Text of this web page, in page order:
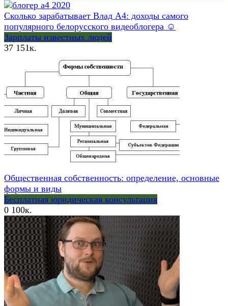
Сколько зарабатывает Влад А4: доходы самого
популярного белорусского видеоблогера ☺
Зарплаты известных людей
37 151к.
Общественная собственность: определение, основные
формы и виды
Бесплатная юридическая консультация
0 100к.